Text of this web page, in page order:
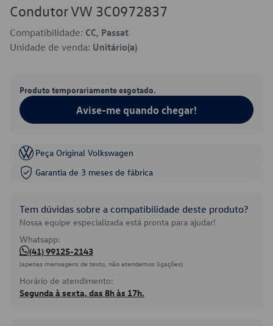
Condutor VW 3C0972837
Compatibilidade: CC, Passat
Unidade de venda: Unitário(a)
Produto temporariamente esgotado.
Avise-me quando chegar!
Peça Original Volkswagen
Garantia de 3 meses de fábrica
Tem dúvidas sobre a compatibilidade deste produto?
Nossa equipe especializada está pronta para ajudar!
Whatsapp:
(41) 99125-2143
(apenas mensagens de texto, não atendemos ligações)
Horário de atendimento:
Segunda à sexta, das 8h às 17h.